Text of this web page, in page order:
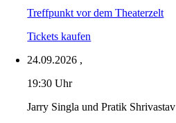
Treffpunkt vor dem Theaterzelt
Tickets kaufen
24.09.2026 ,
19:30 Uhr
Jarry Singla und Pratik Shrivastav